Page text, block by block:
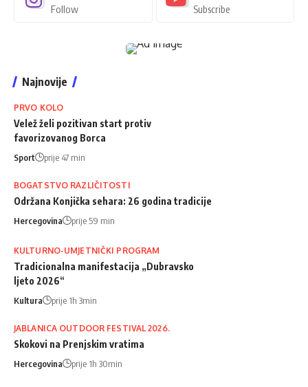
Follow Subscribe
Najnovije
PRVO KOLO
Velež želi pozitivan start protiv
favorizovanog Borca
Sport prije 47 min
BOGATSTVO RAZLIČITOSTI
Održana Konjička sehara: 26 godina tradicije
Hercegovina prije 59 min
KULTURNO-UMJETNIČKI PROGRAM
Tradicionalna manifestacija „Dubravsko
ljeto 2026“
Kultura prije 1h 3min
JABLANICA OUTDOOR FESTIVAL 2026.
Skokovi na Prenjskim vratima
Hercegovina prije 1h 30min